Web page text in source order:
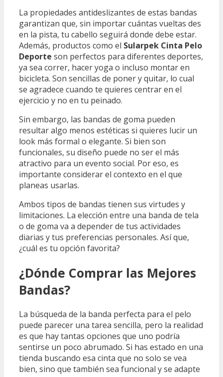
La propiedades antideslizantes de estas bandas
garantizan que, sin importar cuántas vueltas des
en la pista, tu cabello seguirá donde debe estar.
Además, productos como el Sularpek Cinta Pelo
Deporte son perfectos para diferentes deportes,
ya sea correr, hacer yoga o incluso montar en
bicicleta. Son sencillas de poner y quitar, lo cual
se agradece cuando te quieres centrar en el
ejercicio y no en tu peinado.
Sin embargo, las bandas de goma pueden
resultar algo menos estéticas si quieres lucir un
look más formal o elegante. Si bien son
funcionales, su diseño puede no ser el más
atractivo para un evento social. Por eso, es
importante considerar el contexto en el que
planeas usarlas.
Ambos tipos de bandas tienen sus virtudes y
limitaciones. La elección entre una banda de tela
o de goma va a depender de tus actividades
diarias y tus preferencias personales. Así que,
¿cuál es tu opción favorita?
¿Dónde Comprar las Mejores
Bandas?
La búsqueda de la banda perfecta para el pelo
puede parecer una tarea sencilla, pero la realidad
es que hay tantas opciones que uno podría
sentirse un poco abrumado. Si has estado en una
tienda buscando esa cinta que no solo se vea
bien, sino que también sea funcional y se adapte